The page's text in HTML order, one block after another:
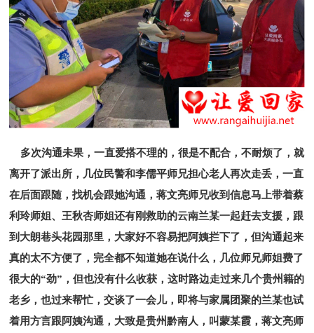
多次沟通未果，一直爱搭不理的，很是不配合，不耐烦了，就
离开了派出所，几位民警和李儒平师兄担心老人再次走丢，一直
在后面跟随，找机会跟她沟通，蒋文亮师兄收到信息马上带着蔡
利玲师姐、王秋杏师姐还有刚救助的云南兰某一起赶去支援，跟
到大朗巷头花园那里，大家好不容易把阿姨拦下了，但沟通起来
真的太不方便了，完全都不知道她在说什么，几位师兄师姐费了
很大的“劲”，但也没有什么收获，这时路边走过来几个贵州籍的
老乡，也过来帮忙，交谈了一会儿，即将与家属团聚的兰某也试
着用方言跟阿姨沟通，大致是贵州黔南人，叫蒙某霞，蒋文亮师